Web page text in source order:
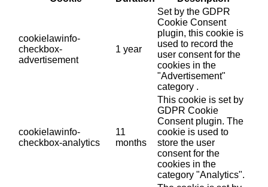
cookielawinfo-
checkbox-
advertisement
1 year
Set by the GDPR
Cookie Consent
plugin, this cookie is
used to record the
user consent for the
cookies in the
"Advertisement"
category .
cookielawinfo-
checkbox-analytics
11
months
This cookie is set by
GDPR Cookie
Consent plugin. The
cookie is used to
store the user
consent for the
cookies in the
category "Analytics".